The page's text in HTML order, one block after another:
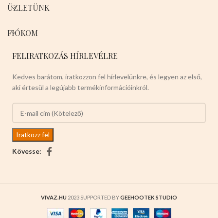
ÜZLETÜNK
FIÓKOM
FELIRATKOZÁS HÍRLEVÉLRE
Kedves barátom, iratkozzon fel hírlevelünkre, és legyen az első,
aki értesül a legújabb termékinformációinkról.
Kövesse:
VIVAZ.HU 2023 SUPPORTED BYGEEHOOTEK STUDIO